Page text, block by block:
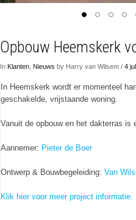
Opbouw Heemskerk
In Klanten Nieuws by Harry van Wilsem / 4
In Heemskerk wordt er momenteel
geschakelde, vrijstaande woning.
Vanuit de opbouw en het dakterras
Aannemer: Pieter de Boer
Ontwerp & Bouwbegeleiding: Van
Klik hier voor meer project informatie.